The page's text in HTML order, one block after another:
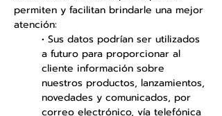
permiten y facilitan brindarle una mejor
atención:
• Sus datos podrían ser utilizados
a futuro para proporcionar al
cliente información sobre
nuestros productos, lanzamientos,
novedades y comunicados, por
correo electrónico, vía telefónica